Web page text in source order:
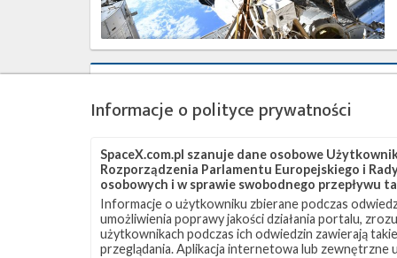
robocza
oceny
dla
startów
orbitalnych
Starshipa
opublikowana
Informacje o polityce prywatności
SpaceX.com.pl szanuje dane osobowe
Rozporządzenia Parlamentu Europejskiego i
osobowych i w sprawie swobodnego przepływu
Informacje o użytkowniku zbierane podczas
umożliwienia poprawy jakości działania portalu,
użytkownikach podczas ich odwiedzin zawierają
przeglądania. Aplikacja internetowa lub